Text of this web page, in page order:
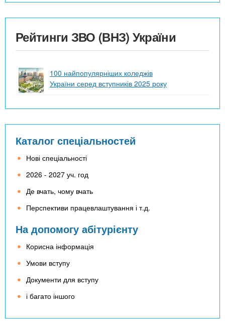
Рейтинги ЗВО (ВНЗ) України
100 найпопулярніших коледжів
України серед вступників 2025 року
Каталог спеціальностей
Нові спеціальності
2026 - 2027 уч. год
Де вчать, чому вчать
Перспективи працевлаштування і т.д.
На допомогу абітурієнту
Корисна інформація
Умови вступу
Документи для вступу
і багато іншого